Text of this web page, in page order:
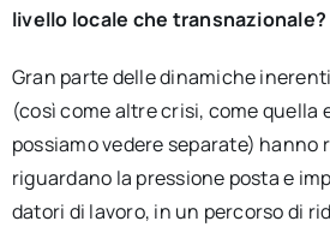
livello locale che transnazionale?
Gran parte delle dinamiche
(così come altre crisi, come quella
possiamo vedere separate) hanno
riguardano la pressione posta e
datori di lavoro, in un percorso di